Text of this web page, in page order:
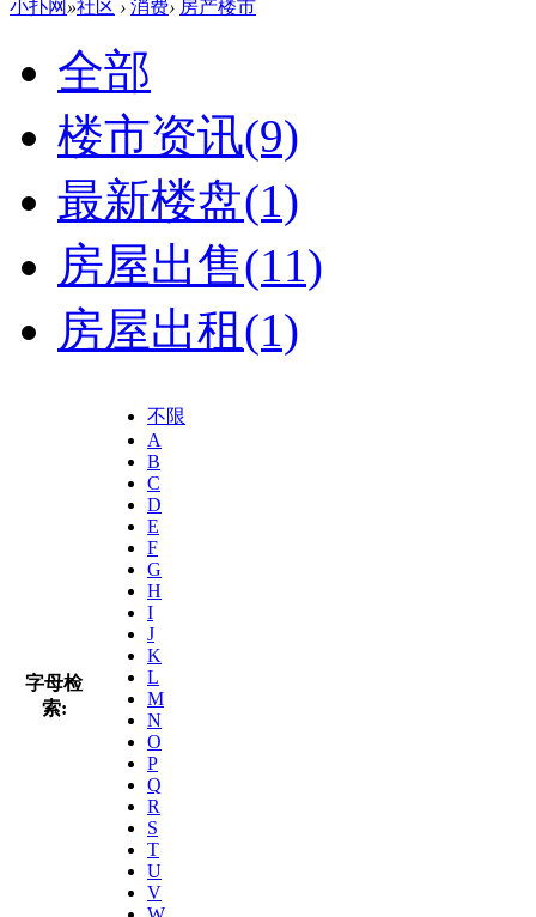
小扑网 »社区 › 消费› 房产楼市
全部
楼市资讯(9)
最新楼盘(1)
房屋出售(11)
房屋出租(1)
字母检
索:
不限
A
B
C
D
E
F
G
H
I
J
K
L
M
N
O
P
Q
R
S
T
U
V